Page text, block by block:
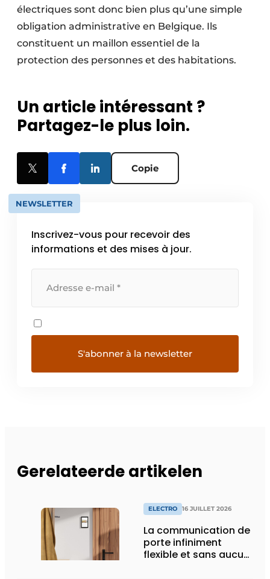
électriques sont donc bien plus qu’une simple
obligation administrative en Belgique. Ils
constituent un maillon essentiel de la
protection des personnes et des habitations.
Un article intéressant ?
Partagez-le plus loin.
Copie
NEWSLETTER
Inscrivez-vous pour recevoir des
informations et des mises à jour.
Gerelateerde artikelen
ELECTRO 16 JUILLET 2026
La communication de
porte infiniment
flexible et sans aucun